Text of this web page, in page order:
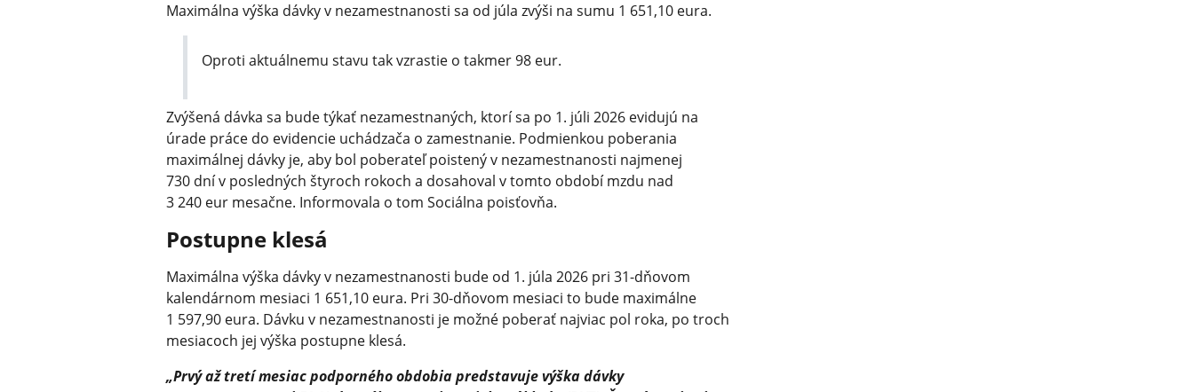
Maximálna výška dávky v nezamestnanosti sa od júla zvýši na sumu 1 651,10 eura.
Oproti aktuálnemu stavu tak vzrastie o takmer 98 eur.
Zvýšená dávka sa bude týkať nezamestnaných, ktorí sa po 1. júli 2026 evidujú na
úrade práce do evidencie uchádzača o zamestnanie. Podmienkou poberania
maximálnej dávky je, aby bol poberateľ poistený v nezamestnanosti najmenej
730 dní v posledných štyroch rokoch a dosahoval v tomto období mzdu nad
3 240 eur mesačne. Informovala o tom Sociálna poisťovňa.
Postupne klesá
Maximálna výška dávky v nezamestnanosti bude od 1. júla 2026 pri 31-dňovom
kalendárnom mesiaci 1 651,10 eura. Pri 30-dňovom mesiaci to bude maximálne
1 597,90 eura. Dávku v nezamestnanosti je možné poberať najviac pol roka, po troch
mesiacoch jej výška postupne klesá.
„Prvý až tretí mesiac podporného obdobia predstavuje výška dávky